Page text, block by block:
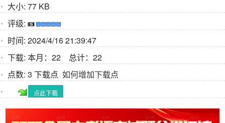
大小: 77 KB
评级:
时间: 2024/4/16 21:39:47
下载: 本月：22 总计：22
点数: 3 下载点 如何增加下载点
点此下载